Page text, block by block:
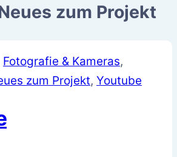
zum Projekt
Fotografie & Kameras,
zum Projekt, Youtube